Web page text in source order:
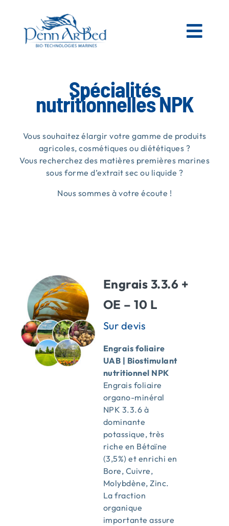
contenu
ESPACES VERTS
MATIÈRES PREMIÈRES MARINES
CONTACT
Spécialités
nutritionnelles NPK
Vous souhaitez élargir votre gamme de produits
agricoles, cosmétiques ou diététiques ?
Vous recherchez des matières premières marines
sous forme d’extrait sec ou liquide ?
Nous sommes à votre écoute !
Engrais 3.3.6 +
OE – 10 L
Engrais foliaire
UAB | Biostimulant
nutritionnel NPK
Engrais foliaire
organo-minéral
NPK 3.3.6 à
dominante
potassique, très
riche en Bétaïne
(3,5%) et enrichi en
Bore, Cuivre,
Molybdène, Zinc.
La fraction
organique
importante assure